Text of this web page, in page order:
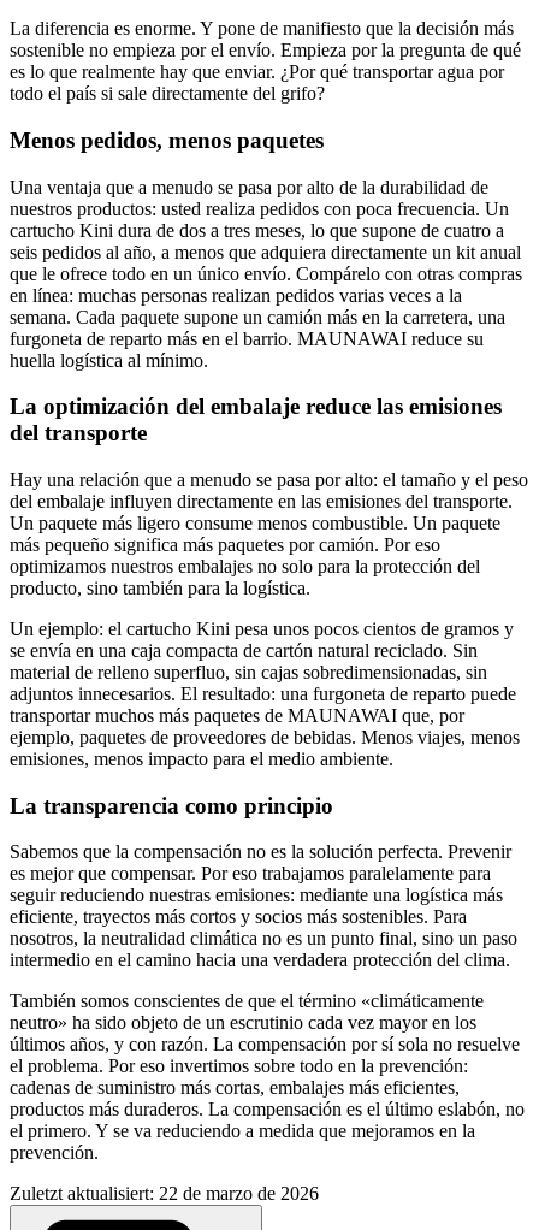
La diferencia es enorme. Y pone de manifiesto que la decisión más
sostenible no empieza por el envío. Empieza por la pregunta de qué
es lo que realmente hay que enviar. ¿Por qué transportar agua por
todo el país si sale directamente del grifo?
Menos pedidos, menos paquetes
Una ventaja que a menudo se pasa por alto de la durabilidad de
nuestros productos: usted realiza pedidos con poca frecuencia. Un
cartucho Kini dura de dos a tres meses, lo que supone de cuatro a
seis pedidos al año, a menos que adquiera directamente un kit anual
que le ofrece todo en un único envío. Compárelo con otras compras
en línea: muchas personas realizan pedidos varias veces a la
semana. Cada paquete supone un camión más en la carretera, una
furgoneta de reparto más en el barrio. MAUNAWAI reduce su
huella logística al mínimo.
La optimización del embalaje reduce las emisiones
del transporte
Hay una relación que a menudo se pasa por alto: el tamaño y el peso
del embalaje influyen directamente en las emisiones del transporte.
Un paquete más ligero consume menos combustible. Un paquete
más pequeño significa más paquetes por camión. Por eso
optimizamos nuestros embalajes no solo para la protección del
producto, sino también para la logística.
Un ejemplo: el cartucho Kini pesa unos pocos cientos de gramos y
se envía en una caja compacta de cartón natural reciclado. Sin
material de relleno superfluo, sin cajas sobredimensionadas, sin
adjuntos innecesarios. El resultado: una furgoneta de reparto puede
transportar muchos más paquetes de MAUNAWAI que, por
ejemplo, paquetes de proveedores de bebidas. Menos viajes, menos
emisiones, menos impacto para el medio ambiente.
La transparencia como principio
Sabemos que la compensación no es la solución perfecta. Prevenir
es mejor que compensar. Por eso trabajamos paralelamente para
seguir reduciendo nuestras emisiones: mediante una logística más
eficiente, trayectos más cortos y socios más sostenibles. Para
nosotros, la neutralidad climática no es un punto final, sino un paso
intermedio en el camino hacia una verdadera protección del clima.
También somos conscientes de que el término «climáticamente
neutro» ha sido objeto de un escrutinio cada vez mayor en los
últimos años, y con razón. La compensación por sí sola no resuelve
el problema. Por eso invertimos sobre todo en la prevención:
cadenas de suministro más cortas, embalajes más eficientes,
productos más duraderos. La compensación es el último eslabón, no
el primero. Y se va reduciendo a medida que mejoramos en la
prevención.
Zuletzt aktualisiert: 22 de marzo de 2026